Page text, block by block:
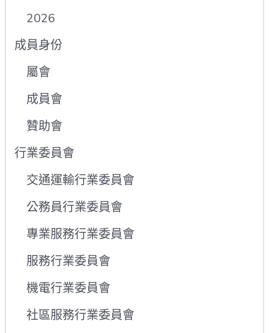
2026
成員身份
屬會
成員會
贊助會
行業委員會
交通運輸行業委員會
公務員行業委員會
專業服務行業委員會
服務行業委員會
機電行業委員會
社區服務行業委員會